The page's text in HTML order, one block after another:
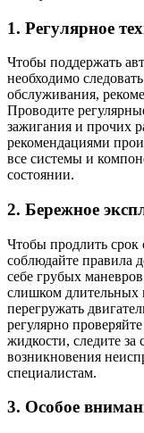
1. Регулярное
Чтобы поддержать
необходимо
обслуживания,
Проводите
зажигания и прочих
рекомендациями
все системы и
состоянии.
2. Бережное
Чтобы продлить срок
соблюдайте правила
себе грубых
слишком длительных
перегружать
регулярно
жидкости, следите
возникновения
специалистам.
3. Особое